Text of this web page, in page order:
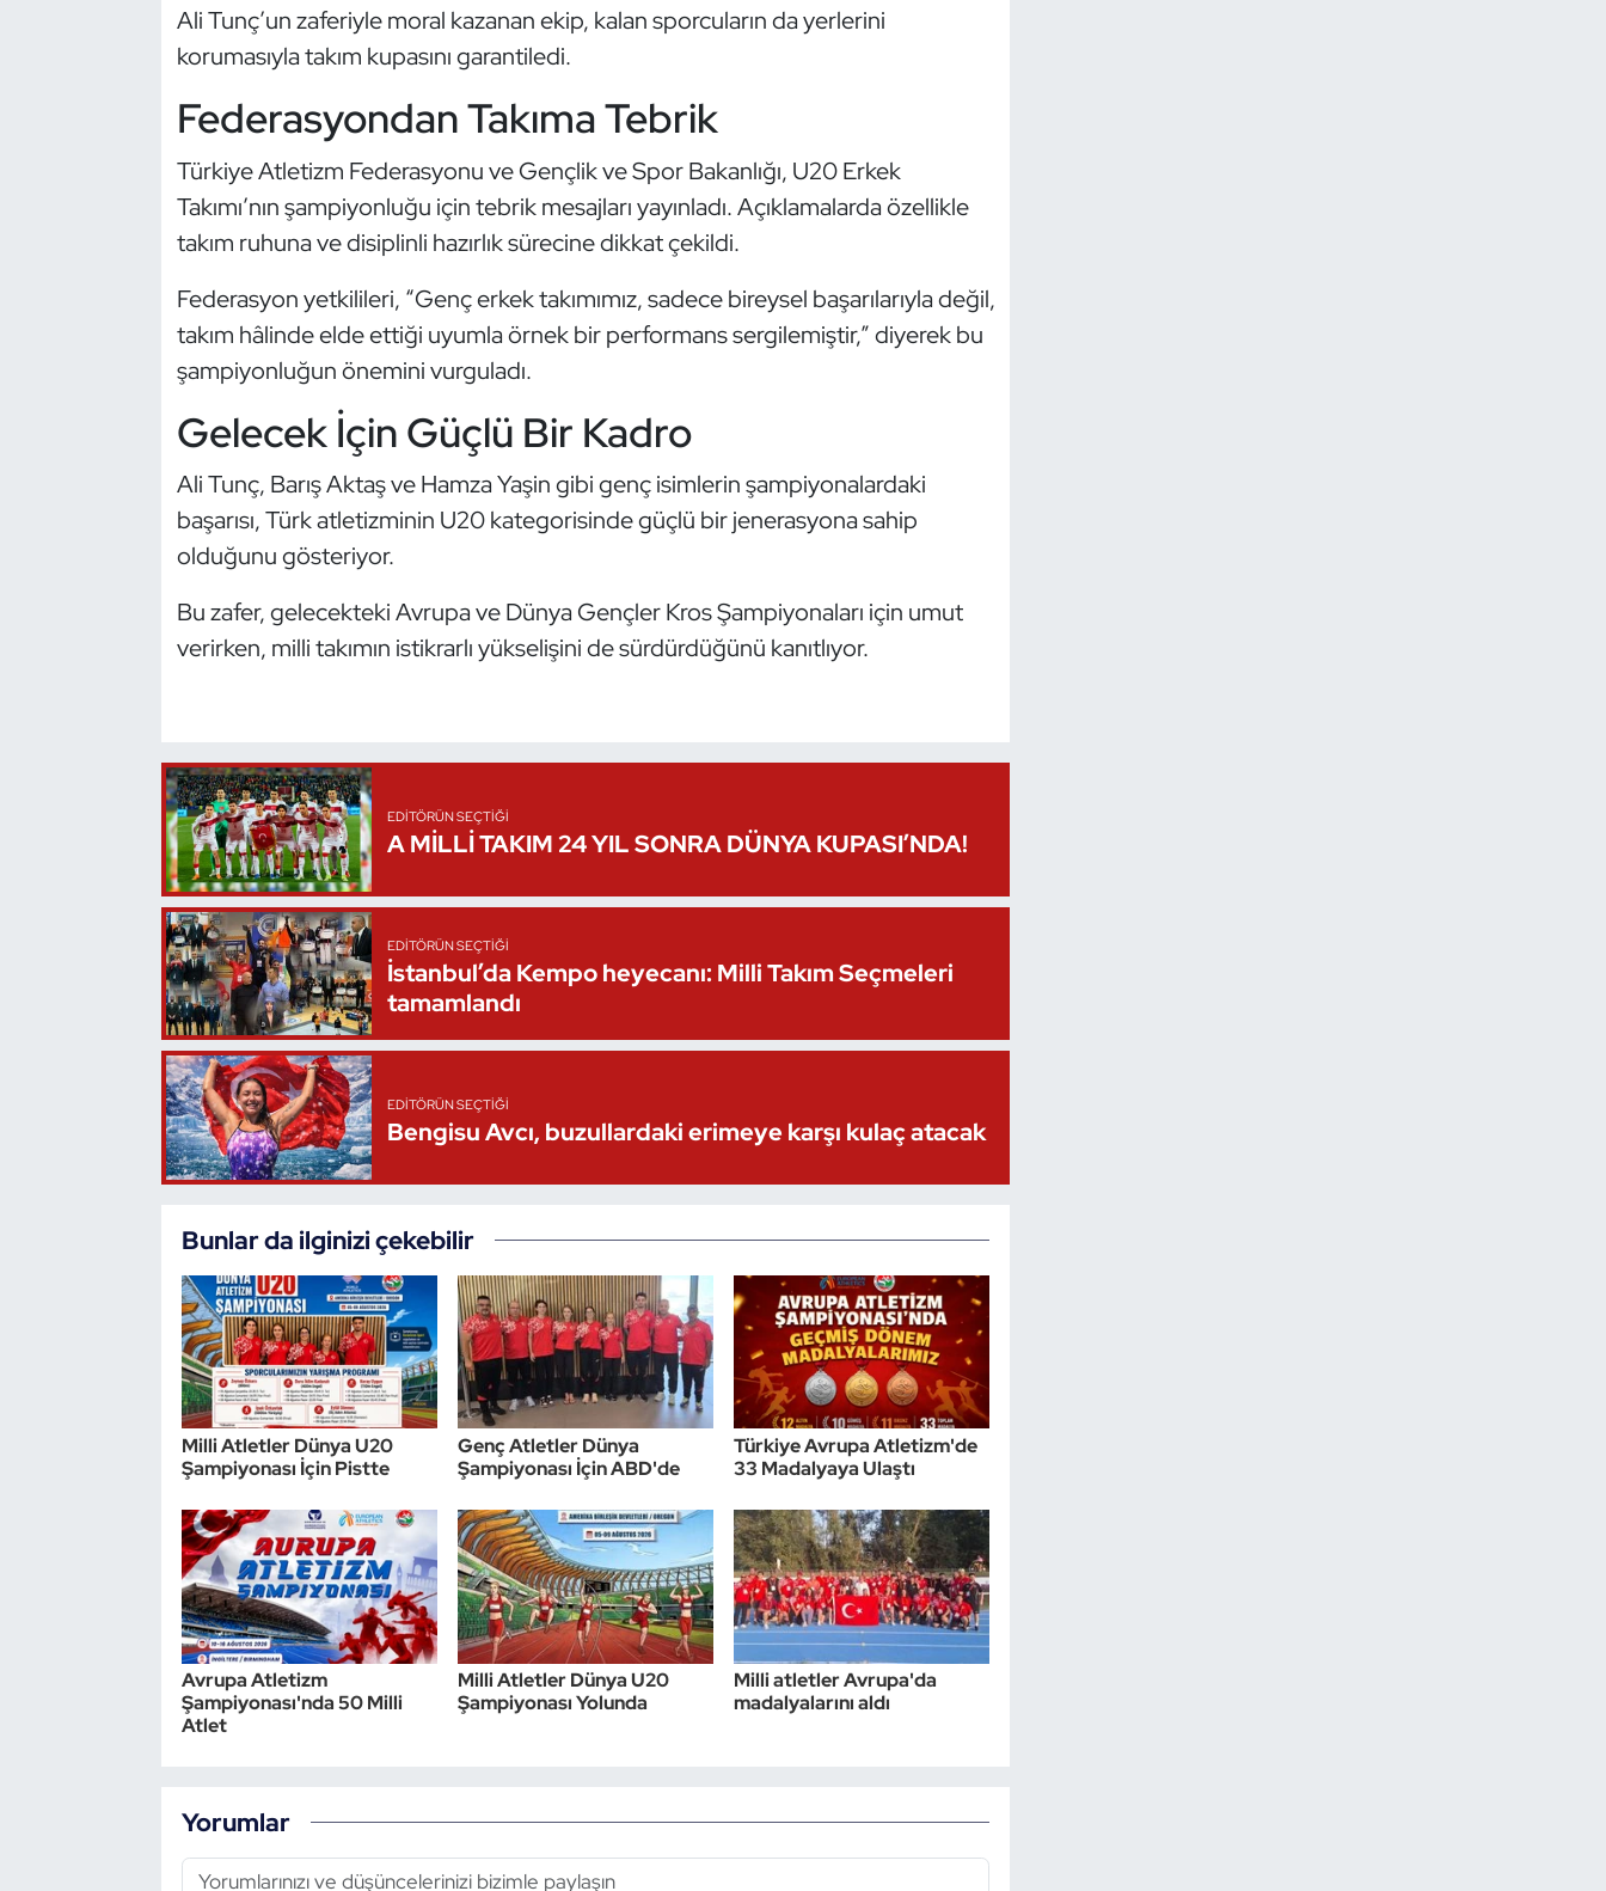
Ali Tunç’un zaferiyle moral kazanan ekip, kalan sporcuların da yerlerini
korumasıyla takım kupasını garantiledi.
Federasyondan Takıma Tebrik
Türkiye Atletizm Federasyonu ve Gençlik ve Spor Bakanlığı, U20 Erkek
Takımı’nın şampiyonluğu için tebrik mesajları yayınladı. Açıklamalarda özellikle
takım ruhuna ve disiplinli hazırlık sürecine dikkat çekildi.
Federasyon yetkilileri, “Genç erkek takımımız, sadece bireysel başarılarıyla değil,
takım hâlinde elde ettiği uyumla örnek bir performans sergilemiştir,” diyerek bu
şampiyonluğun önemini vurguladı.
Gelecek İçin Güçlü Bir Kadro
Ali Tunç, Barış Aktaş ve Hamza Yaşin gibi genç isimlerin şampiyonalardaki
başarısı, Türk atletizminin U20 kategorisinde güçlü bir jenerasyona sahip
olduğunu gösteriyor.
Bu zafer, gelecekteki Avrupa ve Dünya Gençler Kros Şampiyonaları için umut
verirken, milli takımın istikrarlı yükselişini de sürdürdüğünü kanıtlıyor.
EDITÖRÜN SEÇTIĞI
A MİLLİ TAKIM 24 YIL SONRA DÜNYA KUPASI’NDA!
EDITÖRÜN SEÇTIĞI
İstanbul’da Kempo heyecanı: Milli Takım Seçmeleri
tamamlandı
EDITÖRÜN SEÇTIĞI
Bengisu Avcı, buzullardaki erimeye karşı kulaç atacak
Bunlar da ilginizi çekebilir
Milli Atletler Dünya U20
Şampiyonası İçin Pistte
Genç Atletler Dünya
Şampiyonası İçin ABD'de
Türkiye Avrupa Atletizm'de
33 Madalyaya Ulaştı
Avrupa Atletizm
Şampiyonası'nda 50 Milli
Atlet
Milli Atletler Dünya U20
Şampiyonası Yolunda
Milli atletler Avrupa'da
madalyalarını aldı
Yorumlar
Modern Pentatlon
Özel Sporcular
Vücut Geliştirme Fitness
Wushu Kungfu